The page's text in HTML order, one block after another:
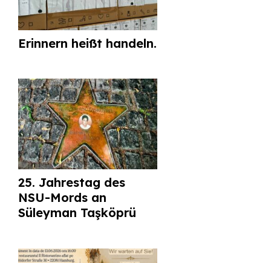
Erinnern heißt handeln.
25. Jahrestag des
NSU-Mords an
Süleyman Taşköprü